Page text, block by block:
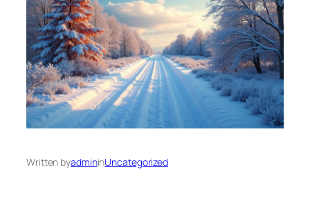
Written byadmininUncategorized